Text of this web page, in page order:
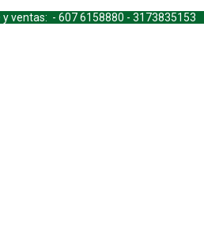
y ventas: - 607 6158880 - 3173835153